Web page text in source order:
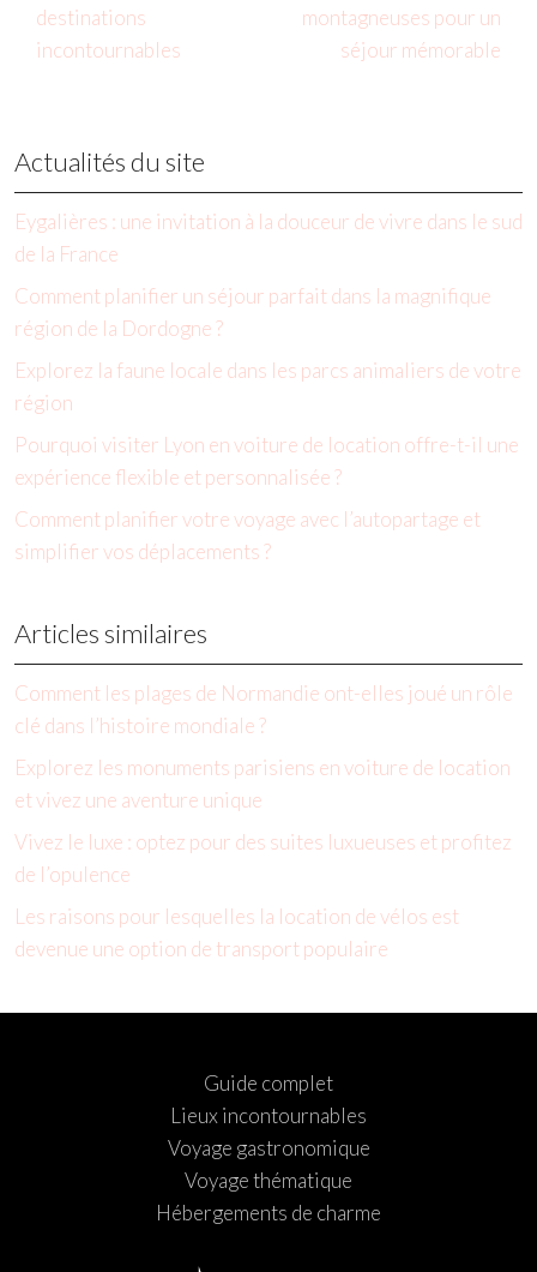
destinations
incontournables
montagneuses pour un
séjour mémorable
Actualités du site
Eygalières : une invitation à la douceur de vivre dans le sud
de la France
Comment planifier un séjour parfait dans la magnifique
région de la Dordogne ?
Explorez la faune locale dans les parcs animaliers de votre
région
Pourquoi visiter Lyon en voiture de location offre-t-il une
expérience flexible et personnalisée ?
Comment planifier votre voyage avec l’autopartage et
simplifier vos déplacements ?
Articles similaires
Comment les plages de Normandie ont-elles joué un rôle
clé dans l’histoire mondiale ?
Explorez les monuments parisiens en voiture de location
et vivez une aventure unique
Vivez le luxe : optez pour des suites luxueuses et profitez
de l’opulence
Les raisons pour lesquelles la location de vélos est
devenue une option de transport populaire
Guide complet
Lieux incontournables
Voyage gastronomique
Voyage thématique
Hébergements de charme